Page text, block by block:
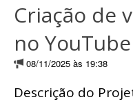
Criação de
no
08/11/2025 às 19:38
Descrição do